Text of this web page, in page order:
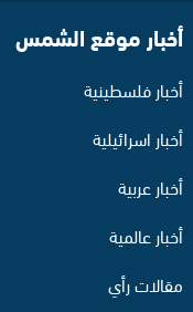
أخبار موقع الشمس
أخبار فلسطينية
أخبار اسرائيلية
أخبار عربية
أخبار عالمية
مقالات رأي